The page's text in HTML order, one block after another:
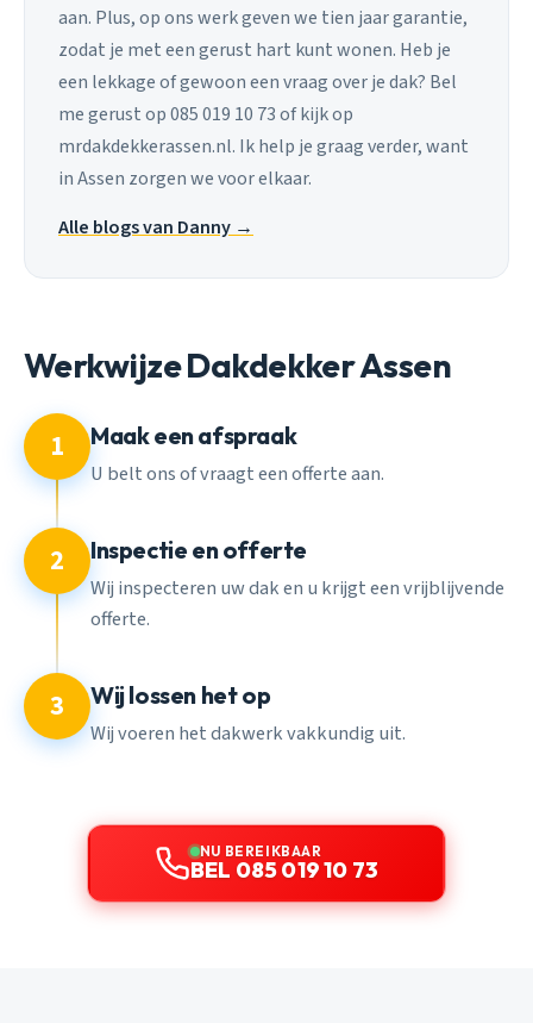
aan. Plus, op ons werk geven we tien jaar garantie,
zodat je met een gerust hart kunt wonen. Heb je
een lekkage of gewoon een vraag over je dak? Bel
me gerust op 085 019 10 73 of kijk op
mrdakdekkerassen.nl. Ik help je graag verder, want
in Assen zorgen we voor elkaar.
Alle blogs van Danny →
Werkwijze Dakdekker Assen
1 Maak een afspraak
U belt ons of vraagt een offerte aan.
2 Inspectie en offerte
Wij inspecteren uw dak en u krijgt een vrijblijvende
offerte.
3 Wij lossen het op
Wij voeren het dakwerk vakkundig uit.
NU BEREIKBAAR
BEL 085 019 10 73